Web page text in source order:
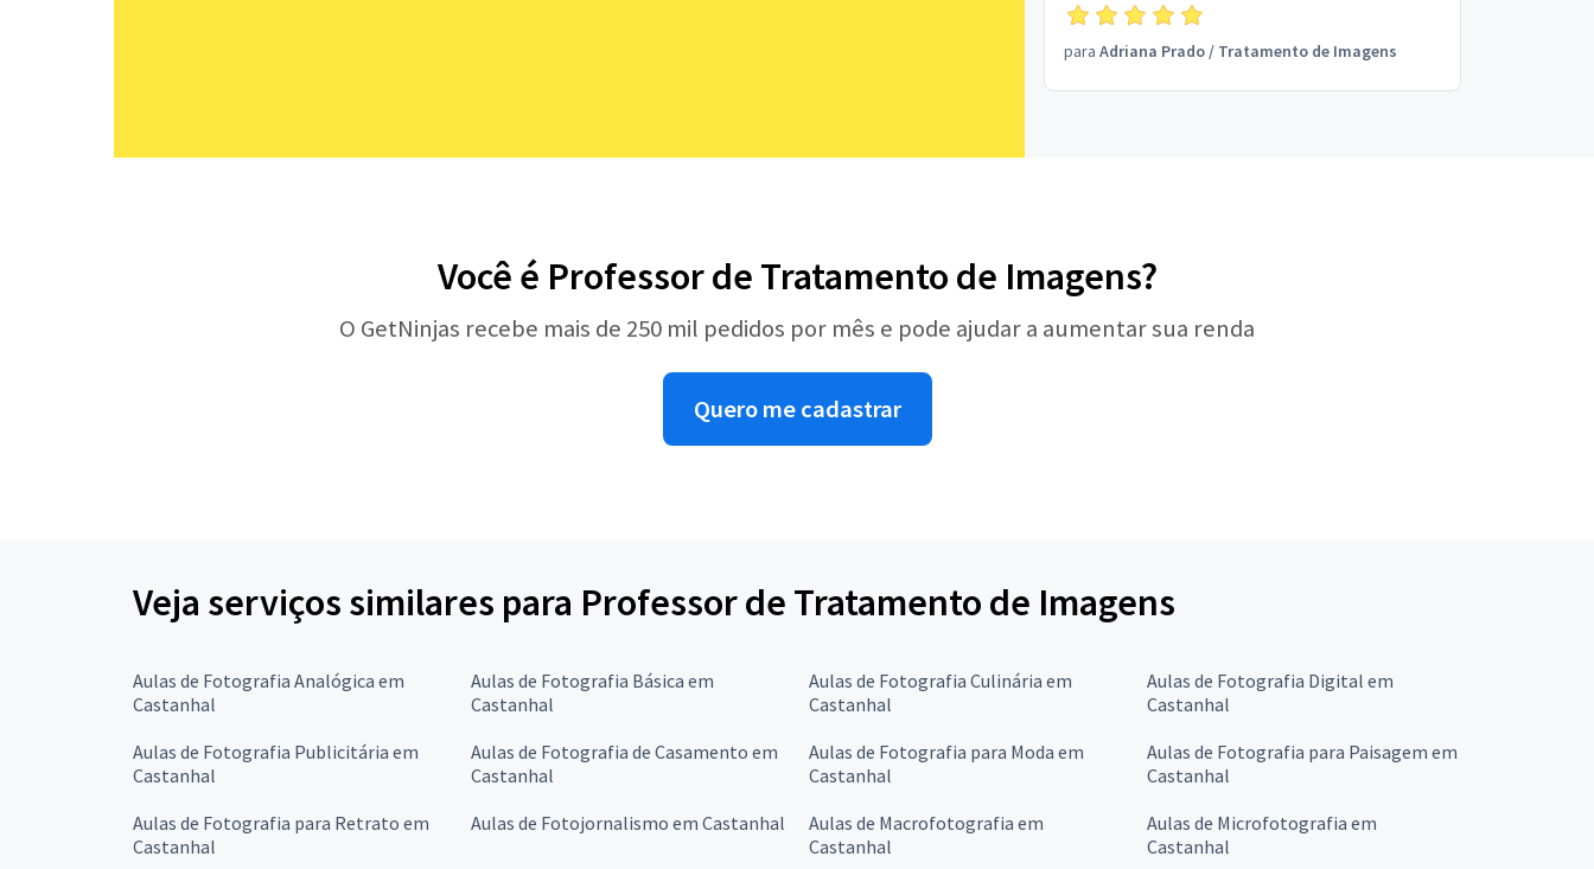
para Adriana Prado/ Tratamento de Imagens
Você é Professor de Tratamento de Imagens?
O GetNinjas recebe mais de 250 mil pedidos por mês e pode ajudar a aumentar sua renda
Quero me cadastrar
Veja serviços similares para Professor de Tratamento de Imagens
Aulas de Fotografia Analógica em
Castanhal
Aulas de Fotografia Básica em
Castanhal
Aulas de Fotografia Culinária em
Castanhal
Aulas de Fotografia Digital em
Castanhal
Aulas de Fotografia Publicitária em
Castanhal
Aulas de Fotografia de Casamento em
Castanhal
Aulas de Fotografia para Moda em
Castanhal
Aulas de Fotografia para Paisagem em
Castanhal
Aulas de Fotografia para Retrato em
Castanhal
Aulas de Fotojornalismo em Castanhal
Aulas de Macrofotografia em
Castanhal
Aulas de Microfotografia em
Castanhal